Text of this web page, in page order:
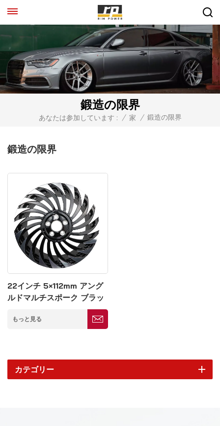
鍛造の限界
あなたは参加しています : / 家 / 鍛造の限界
鍛造の限界
22インチ 5×112mm アング
ルドマルチスポーク ブラッ
もっと見る
カテゴリー